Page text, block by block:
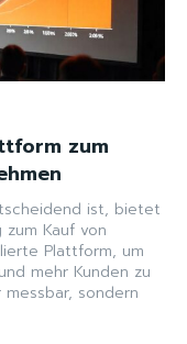
zum
ist, bietet
zum Kauf von
Plattform, um
mehr Kunden zu
sondern